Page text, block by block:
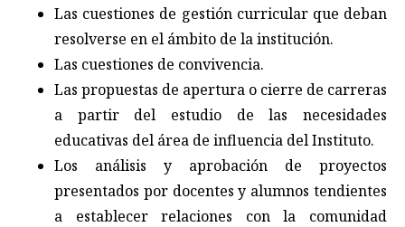
Las cuestiones de gestión curricular que deban
resolverse en el ámbito de la institución.
Las cuestiones de convivencia.
Las propuestas de apertura o cierre de carreras
a partir del estudio de las necesidades
educativas del área de influencia del Instituto.
Los análisis y aprobación de proyectos
presentados por docentes y alumnos tendientes
a establecer relaciones con la comunidad